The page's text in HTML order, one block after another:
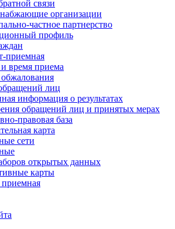
связи
организации
частное партнерство
профиль
приемная
время приема
лиц
информация о результатах
обращений лиц и принятых мерах
правовая база
карта
сети
открытых данных
карты